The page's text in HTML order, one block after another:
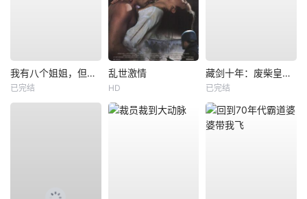
我有八个姐姐，但是他们都是弟控2
已完结
乱世激情
HD
藏剑十年：废柴皇子竟是绝世强龙
已完结